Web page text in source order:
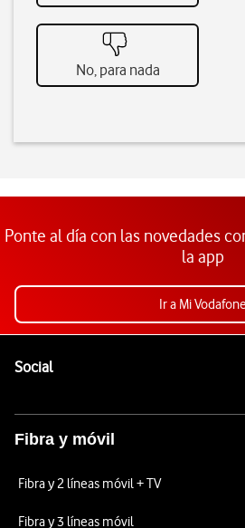
No, para nada
Ponte al día con las novedades
la app
Ir a Mi
SocialEnlaces a las redes sociales de
Fibra y móvil
Fibra y 2 líneas móvil + TV
Fibra y 3 líneas móvil